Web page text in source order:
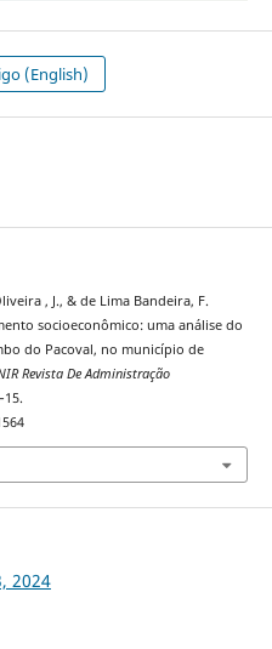
(English)
, J., & de Lima Bandeira, F.
socioeconômico: uma análise do
do Pacoval, no município de
Revista De Administração
2024